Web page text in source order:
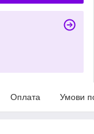
Оплата Умови